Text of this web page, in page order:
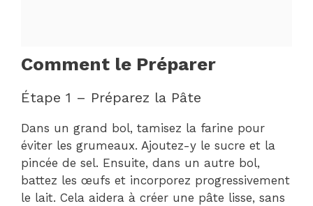
Comment le Préparer
Étape 1 – Préparez la Pâte
Dans un grand bol, tamisez la farine pour
éviter les grumeaux. Ajoutez-y le sucre et la
pincée de sel. Ensuite, dans un autre bol,
battez les œufs et incorporez progressivement
le lait. Cela aidera à créer une pâte lisse, sans